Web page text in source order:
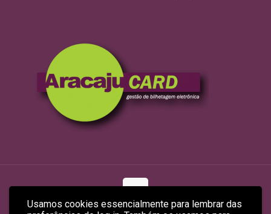
Usamos cookies essencialmente para lembrar das